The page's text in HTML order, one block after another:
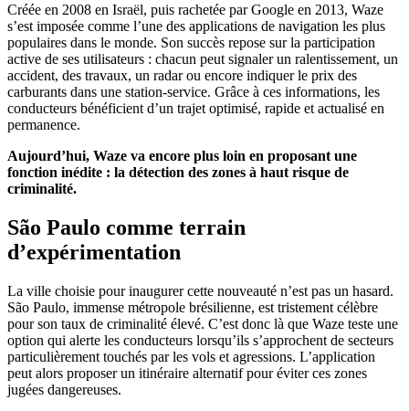
Créée en 2008 en Israël, puis rachetée par Google en 2013, Waze
s’est imposée comme l’une des applications de navigation les plus
populaires dans le monde. Son succès repose sur la participation
active de ses utilisateurs : chacun peut signaler un ralentissement, un
accident, des travaux, un radar ou encore indiquer le prix des
carburants dans une station-service. Grâce à ces informations, les
conducteurs bénéficient d’un trajet optimisé, rapide et actualisé en
permanence.
Aujourd’hui, Waze va encore plus loin en proposant une
fonction inédite : la détection des zones à haut risque de
criminalité.
São Paulo comme terrain
d’expérimentation
La ville choisie pour inaugurer cette nouveauté n’est pas un hasard.
São Paulo, immense métropole brésilienne, est tristement célèbre
pour son taux de criminalité élevé. C’est donc là que Waze teste une
option qui alerte les conducteurs lorsqu’ils s’approchent de secteurs
particulièrement touchés par les vols et agressions. L’application
peut alors proposer un itinéraire alternatif pour éviter ces zones
jugées dangereuses.